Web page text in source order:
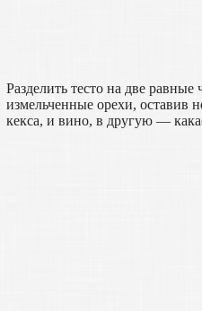
Разделить тесто на две
измельченные орехи, оставив
кекса, и вино, в другую —